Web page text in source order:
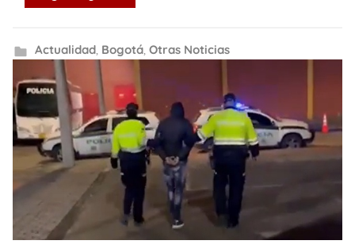
Actualidad, Bogotá, Otras Noticias